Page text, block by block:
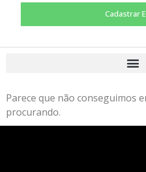
Cadastrar
Parece que não conseguimos
procurando.